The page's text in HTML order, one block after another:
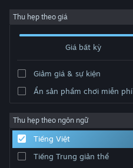
Đăng nhập
Cộng đồng
Thông tin
Hỗ trợ
Thu hẹp theo giá
Giá bất kỳ
Giảm giá & sự kiện
Ẩn sản phẩm chơi miễn phí
Thu hẹp theo ngôn ngữ
Tiếng Việt
Tiếng Trung giản thể
Nhà phát triển: PixelMetal
Xếp theo Độ liên quan